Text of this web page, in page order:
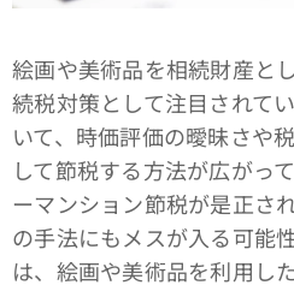
絵画や美術品を相続財産と
続税対策として注目されて
いて、時価評価の曖昧さや
して節税する方法が広がっ
ーマンション節税が是正さ
の手法にもメスが入る可能
は、絵画や美術品を利用し